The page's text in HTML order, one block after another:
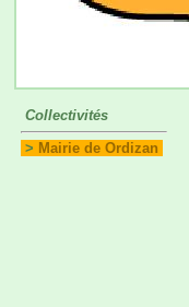
Collectivités
> Mairie de Ordizan